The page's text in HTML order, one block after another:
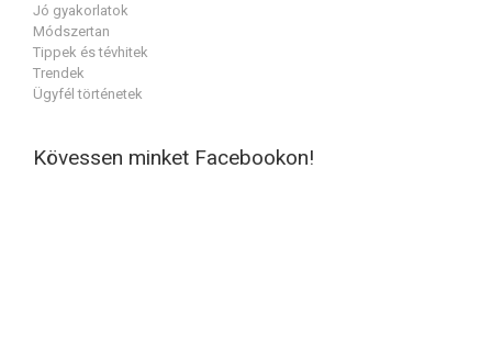
Jó gyakorlatok
Módszertan
Tippek és tévhitek
Trendek
Ügyfél történetek
Kövessen minket Facebookon!